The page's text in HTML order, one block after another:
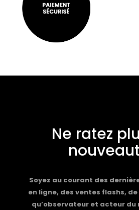
Ne ratez
Soyez au courant des
en ligne, des ventes flashs,
qu’observateur et acteur du